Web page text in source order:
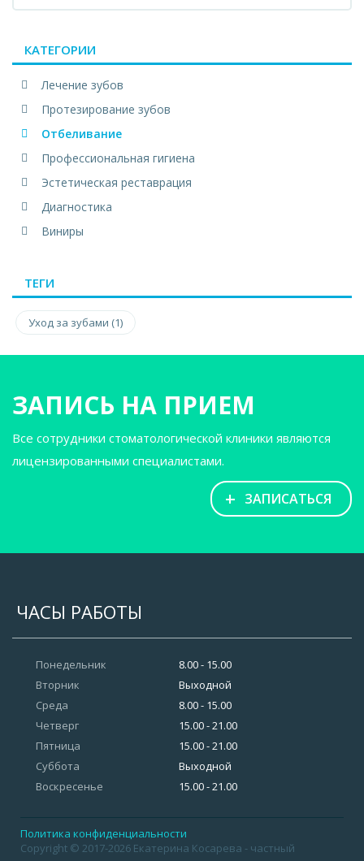
КАТЕГОРИИ
Лечение зубов
Протезирование зубов
Отбеливание
Профессиональная гигиена
Эстетическая реставрация
Диагностика
Виниры
ТЕГИ
Уход за зубами (1)
ЗАПИСЬ НА ПРИЕМ
Все сотрудники стоматологической клиники являются
лицензированными специалистами.
+ ЗАПИСАТЬСЯ
ЧАСЫ РАБОТЫ
Понедельник
Вторник
Среда
Четверг
Пятница
Суббота
Воскресенье
8.00 - 15.00
Выходной
8.00 - 15.00
15.00 - 21.00
15.00 - 21.00
Выходной
15.00 - 21.00
Политика конфиденциальности
Copyright © 2017-2026 Екатерина Косарева - частный